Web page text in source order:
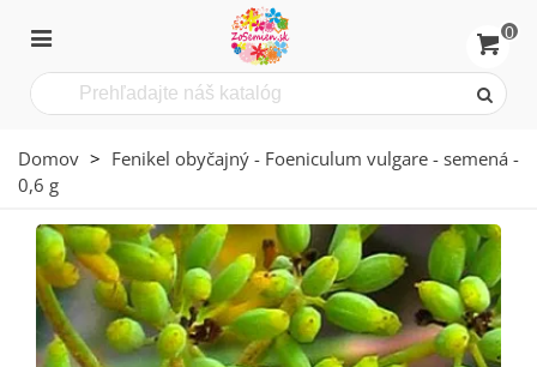
0
Domov > Fenikel obyčajný - Foeniculum vulgare - semená -
0,6 g